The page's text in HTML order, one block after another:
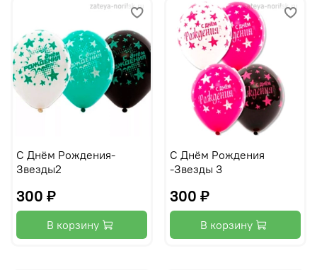
С Днём Рождения-
Звезды2
300 ₽
В корзину
С Днём Рождения
-Звезды 3
300 ₽
В корзину